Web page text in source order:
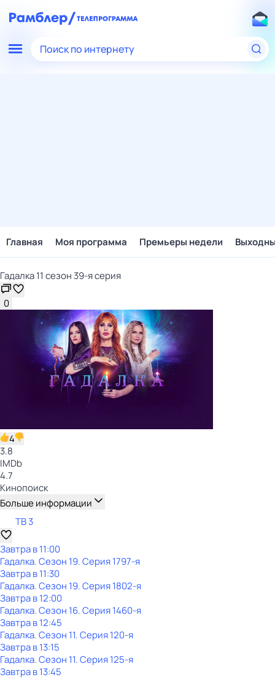
Поиск по интернету
Главная Моя программа Премьеры недели
Гадалка 11 сезон 39-я серия
0
4
3.8
IMDb
4.7
Кинопоиск
Больше информации
ТВ 3
Завтра в 11:00
Гадалка. Сезон 19. Серия 1797-я
Завтра в 11:30
Гадалка. Сезон 19. Серия 1802-я
Завтра в 12:00
Гадалка. Сезон 16. Серия 1460-я
Завтра в 12:45
Гадалка. Сезон 11. Серия 120-я
Завтра в 13:15
Гадалка. Сезон 11. Серия 125-я
Завтра в 13:45